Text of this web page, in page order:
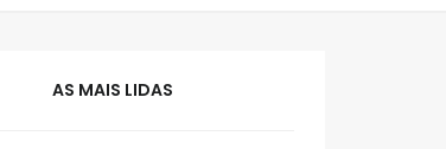
AS MAIS LIDAS